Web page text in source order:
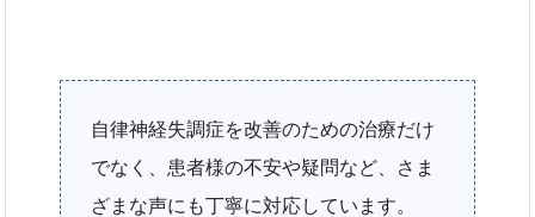
自律神経失調症を改善のための治療だけ
でなく、患者様の不安や疑問など、さま
ざまな声にも丁寧に対応しています。